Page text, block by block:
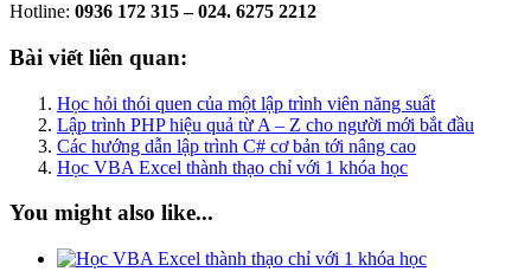
Hotline: 0936 172 315 – 024. 6275 2212
Bài viết liên quan:
Học hỏi thói quen của một lập trình viên năng suất
Lập trình PHP hiệu quả từ A – Z cho người mới bắt đầu
Các hướng dẫn lập trình C# cơ bản tới nâng cao
Học VBA Excel thành thạo chỉ với 1 khóa học
You might also like...